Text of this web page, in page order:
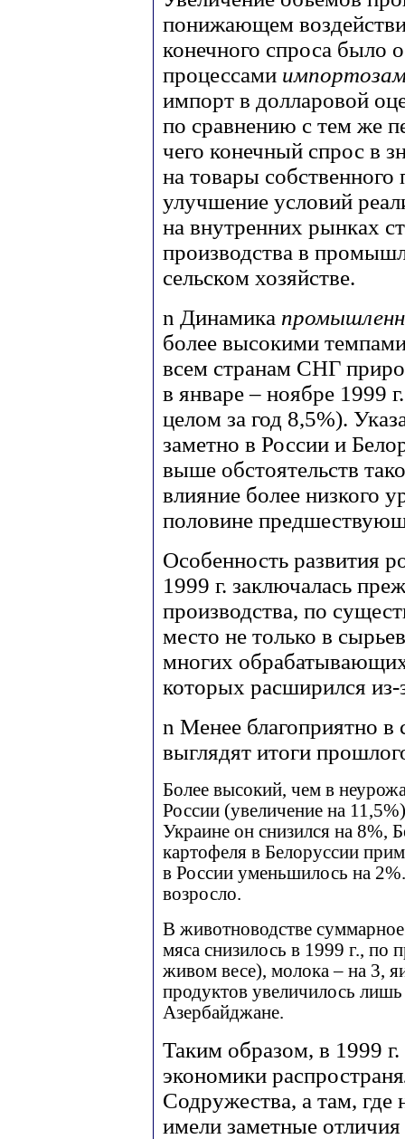
понижающем
конечного спроса было
процессами
импорт в долларовой
по сравнению с тем же
чего конечный спрос в
на товары
улучшение условий
на внутренних рынках
производства в
сельском хозяйстве.
n Динамика
более высокими
всем странам СНГ
в январе – ноябре 1999
целом за год 8,5%).
заметно в России и
выше обстоятельств
влияние более низкого
половине
Особенность развития
1999 г. заключалась
производства, по
место не только в
многих
которых расширился
n Менее благоприятно
выглядят итоги
Более высокий, чем в
России (увеличение на
Украине он снизился на 8%,
картофеля в Белоруссии
в России уменьшилось на
возросло.
В животноводстве
мяса снизилось в 1999 г., по
живом весе), молока – на 3,
продуктов увеличилось
Азербайджане.
Таким образом, в 1999
экономики
Содружества, а там, где
имели заметные